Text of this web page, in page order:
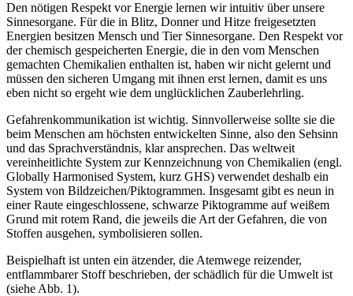
Den nötigen Respekt vor Energie lernen wir intuitiv über unsere
Sinnesorgane. Für die in Blitz, Donner und Hitze freigesetzten
Energien besitzen Mensch und Tier Sinnesorgane. Den Respekt vor
der chemisch gespeicherten Energie, die in den vom Menschen
gemachten Chemikalien enthalten ist, haben wir nicht gelernt und
müssen den sicheren Umgang mit ihnen erst lernen, damit es uns
eben nicht so ergeht wie dem unglücklichen Zauberlehrling.
Gefahrenkommunikation ist wichtig. Sinnvollerweise sollte sie die
beim Menschen am höchsten entwickelten Sinne, also den Sehsinn
und das Sprachverständnis, klar ansprechen. Das weltweit
vereinheitlichte System zur Kennzeichnung von Chemikalien (engl.
Globally Harmonised System, kurz GHS) verwendet deshalb ein
System von Bildzeichen/Piktogrammen. Insgesamt gibt es neun in
einer Raute eingeschlossene, schwarze Piktogramme auf weißem
Grund mit rotem Rand, die jeweils die Art der Gefahren, die von
Stoffen ausgehen, symbolisieren sollen.
Beispielhaft ist unten ein ätzender, die Atemwege reizender,
entflammbarer Stoff beschrieben, der schädlich für die Umwelt ist
(siehe Abb. 1).